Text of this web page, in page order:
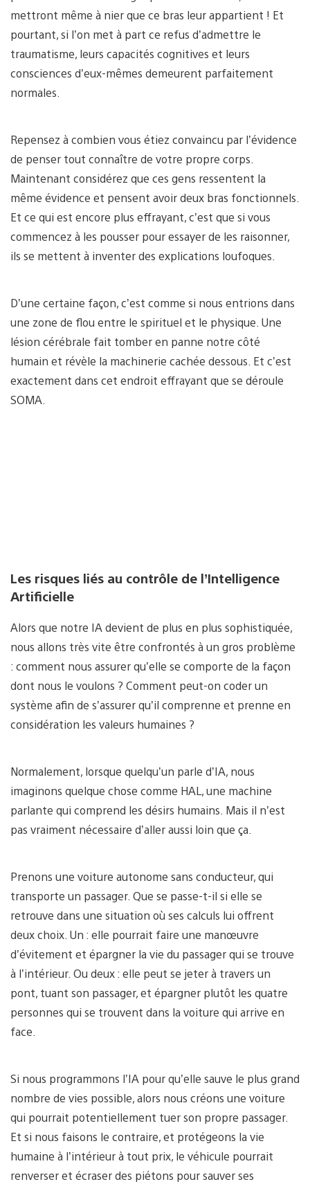
mettront même à nier que ce bras leur appartient ! Et
pourtant, si l’on met à part ce refus d’admettre le
traumatisme, leurs capacités cognitives et leurs
consciences d’eux-mêmes demeurent parfaitement
normales.
Repensez à combien vous étiez convaincu par l’évidence
de penser tout connaître de votre propre corps.
Maintenant considérez que ces gens ressentent la
même évidence et pensent avoir deux bras fonctionnels.
Et ce qui est encore plus effrayant, c’est que si vous
commencez à les pousser pour essayer de les raisonner,
ils se mettent à inventer des explications loufoques.
D’une certaine façon, c’est comme si nous entrions dans
une zone de flou entre le spirituel et le physique. Une
lésion cérébrale fait tomber en panne notre côté
humain et révèle la machinerie cachée dessous. Et c’est
exactement dans cet endroit effrayant que se déroule
SOMA.
Les risques liés au contrôle de l’Intelligence
Artificielle
Alors que notre IA devient de plus en plus sophistiquée,
nous allons très vite être confrontés à un gros problème
: comment nous assurer qu’elle se comporte de la façon
dont nous le voulons ? Comment peut-on coder un
système afin de s’assurer qu’il comprenne et prenne en
considération les valeurs humaines ?
Normalement, lorsque quelqu’un parle d’IA, nous
imaginons quelque chose comme HAL, une machine
parlante qui comprend les désirs humains. Mais il n’est
pas vraiment nécessaire d’aller aussi loin que ça.
Prenons une voiture autonome sans conducteur, qui
transporte un passager. Que se passe-t-il si elle se
retrouve dans une situation où ses calculs lui offrent
deux choix. Un : elle pourrait faire une manœuvre
d’évitement et épargner la vie du passager qui se trouve
à l’intérieur. Ou deux : elle peut se jeter à travers un
pont, tuant son passager, et épargner plutôt les quatre
personnes qui se trouvent dans la voiture qui arrive en
face.
Si nous programmons l’IA pour qu’elle sauve le plus grand
nombre de vies possible, alors nous créons une voiture
qui pourrait potentiellement tuer son propre passager.
Et si nous faisons le contraire, et protégeons la vie
humaine à l’intérieur à tout prix, le véhicule pourrait
renverser et écraser des piétons pour sauver ses